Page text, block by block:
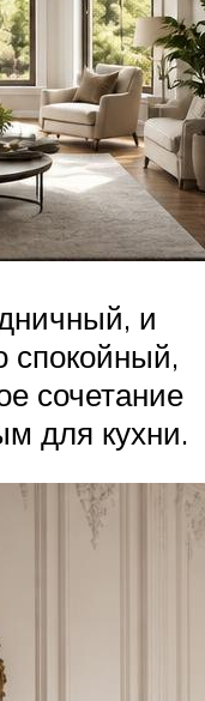
и
спокойный,
сочетание
для кухни.